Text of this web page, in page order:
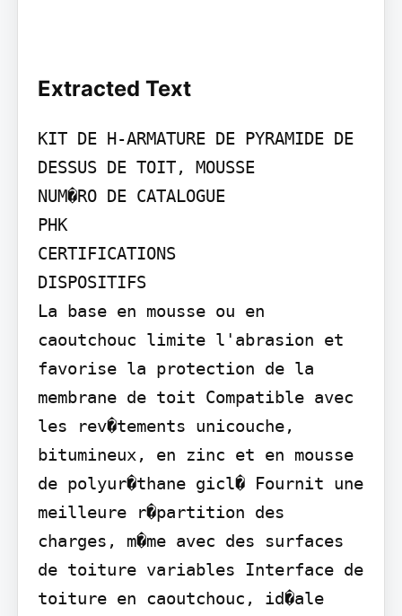
Extracted Text
KIT DE H-ARMATURE DE PYRAMIDE DE
DESSUS DE TOIT, MOUSSE
NUM�RO DE CATALOGUE
PHK
CERTIFICATIONS
DISPOSITIFS
La base en mousse ou en
caoutchouc limite l'abrasion et
favorise la protection de la
membrane de toit Compatible avec
les rev�tements unicouche,
bitumineux, en zinc et en mousse
de polyur�thane gicl� Fournit une
meilleure r�partition des
charges, m�me avec des surfaces
de toiture variables Interface de
toiture en caoutchouc, id�ale